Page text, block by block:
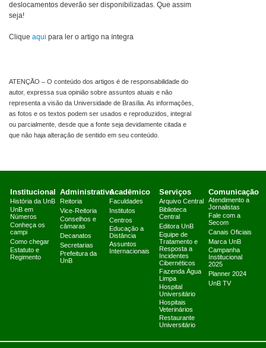
deslocamentos deverão ser disponibilizadas. Que assim
seja!
Clique aqui para ler o artigo na íntegra
ATENÇÃO – O conteúdo dos artigos é de responsabilidade do
autor, expressa sua opinião sobre assuntos atuais e não
representa a visão da Universidade de Brasília. As informações,
as fotos e os textos podem ser usados e reproduzidos, integral
ou parcialmente, desde que a fonte seja devidamente citada e
que não haja alteração de sentido em seu conteúdo.
Institucional
História da UnB
UnB em
Números
Conheça os
campi
Como chegar
Estatuto e
Regimento
Administrativo
Reitoria
Vice-Reitoria
Conselhos e
câmaras
Decanatos
Secretarias
Prefeitura da
UnB
Acadêmico
Faculdades
Institutos
Centros
Educação a
Distância
Assuntos
Internacionais
Serviços
Arquivo Central
Biblioteca
Central
Editora UnB
Equipe de
Tratamento e
Resposta a
Incidentes
Cibernéticos
Fazenda Água
Limpa
Hospital
Universitário
Hospitais
Veterinários
Restaurante
Universitário
Comunicação
Atendimento a
Jornalistas
Fale com a
Secom
Canais Oficiais
Marca UnB
Campanha
Institucional
2025
Planner 2024
UnB TV